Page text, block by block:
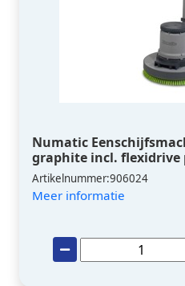
Numatic
graphite incl. flexidrive
Artikelnummer:906024
Meer informatie